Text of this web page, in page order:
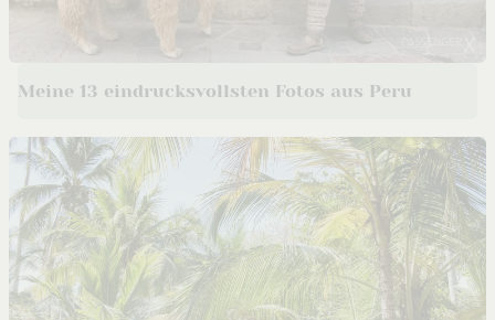
Meine 13 eindrucksvollsten Fotos aus Peru